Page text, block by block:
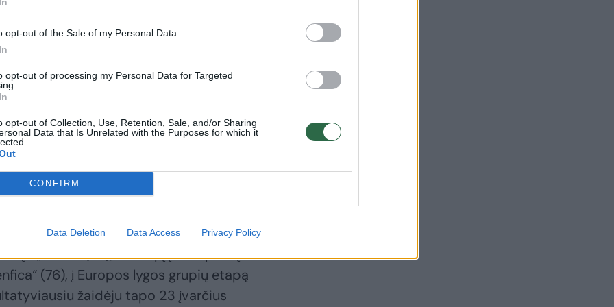
opt-out of the Sale of my Personal Data.
opt-out of processing my Personal Data for Targeted
opt-out of Collection, Use, Retention, Sale, and/or Sharing
Data that Is Unrelated with the Purposes for which it
CONFIRM
Data Deletion Data Access Privacy Policy
2:3, antrąją vietą užimantis
lygiosiomis su „Fulham“ 1:1.
Italijos futbolo taurės finale Turino
2:1. Paryžiuje Prancūzijos taurės
2:0. Ir „Juventus“, ir PSG savo
ir yra turnyrų rekordininkai.
futbolo lygos sezonas. Čempionu
titulą susigrąžinęs Lisabonos
Kitą kelialapį į Čempionų lygą
„Porto“ (80), kelialapį į Čempionų
(76), į Europos lygos grupių etapą
žaidėju tapo 23 įvarčius